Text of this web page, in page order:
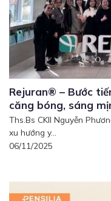
Rejuran® – Bước
căng bóng, sáng
Ths.Bs CKII Nguyễn
xu hướng y...
06/11/2025